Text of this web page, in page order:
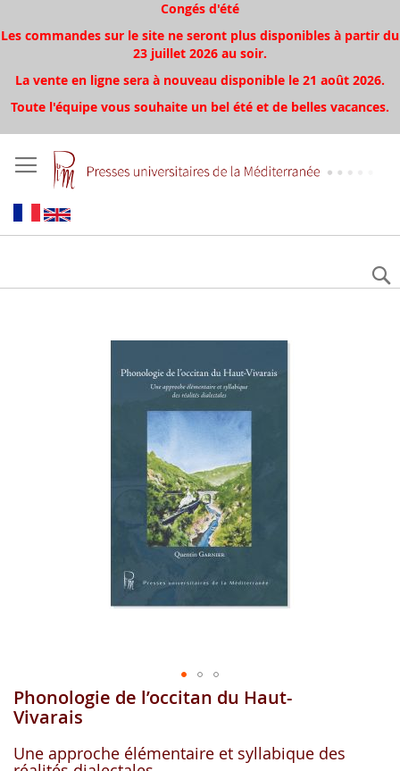
Congés d'été
Les commandes sur le site ne seront plus disponibles à partir du
23 juillet 2026 au soir.
La vente en ligne sera à nouveau disponible le 21 août 2026.
Toute l'équipe vous souhaite un bel été et de belles vacances.
Aller
au
de
la
Phonologie de l’occitan du Haut-
Vivarais
Une approche élémentaire et syllabique des